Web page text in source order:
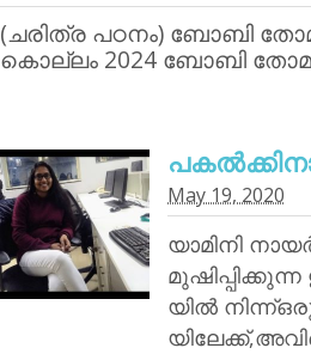
(ചരിത്ര പഠനം)
കൊല്ലം 2024 ബോബി
May 19, 2020
യാമിനി
യിൽ